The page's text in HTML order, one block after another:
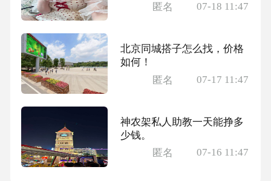
匿名
07-18 11:47
北京同城搭子怎么找，价格
如何！
匿名
07-17 11:47
神农架私人助教一天能挣多
少钱。
匿名
07-16 11:47